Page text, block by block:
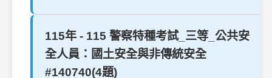
115年 - 115 警察特種考試_三等_公共安
全人員：國土安全與非傳統安全
#140740(4題)